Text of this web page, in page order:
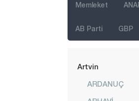
Memleket
AB Parti GBP
Antalya
Artvin
ARDANUÇ